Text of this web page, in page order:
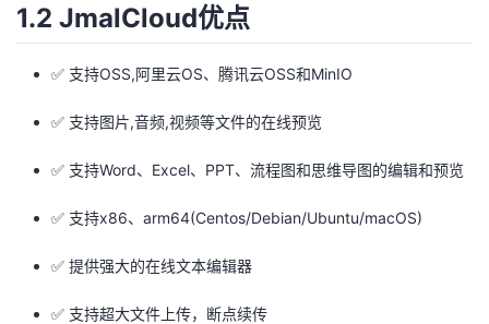
1.2 JmalCloud优点
✅ 支持OSS,阿里云OS、腾讯云OSS和MinIO
✅ 支持图片,音频,视频等文件的在线预览
✅ 支持Word、Excel、PPT、流程图和思维导图的编辑和预览
✅ 支持x86、arm64(Centos/Debian/Ubuntu/macOS)
✅ 提供强大的在线文本编辑器
✅ 支持超大文件上传，断点续传